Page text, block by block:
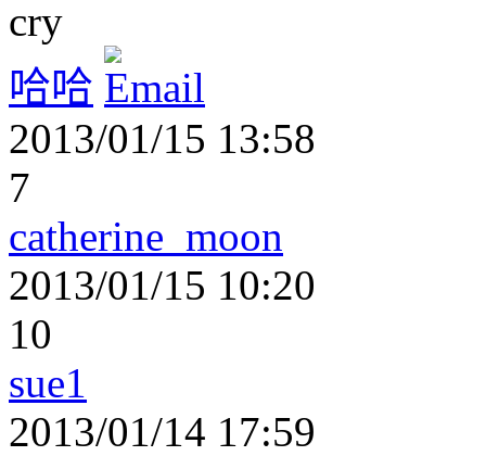
哈哈
2013/01/15 13:58
7
catherine_moon
2013/01/15 10:20
10
sue1
2013/01/14 17:59